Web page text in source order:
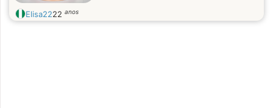
Elisa2222 anos